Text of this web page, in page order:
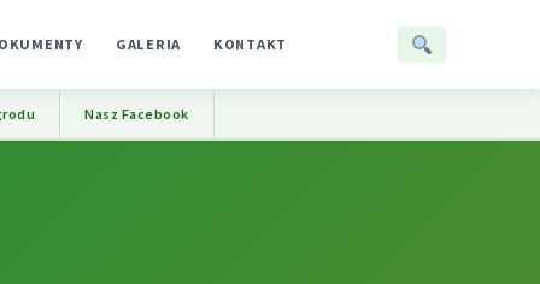
GALERIA KONTAKT
Nasz Facebook